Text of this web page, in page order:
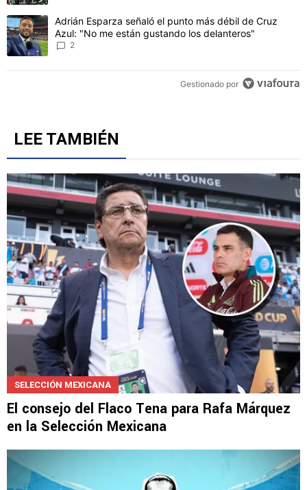
Un artículo de tendencia con el título "Adrián Esparza señaló el
Adrián Esparza señaló el punto más débil de Cruz
Azul: "No me están gustando los delanteros"
2
Gestionado por
LEE TAMBIÉN
SELECCIÓN MEXICANA
El consejo del Flaco Tena para Rafa Márquez
en la Selección Mexicana